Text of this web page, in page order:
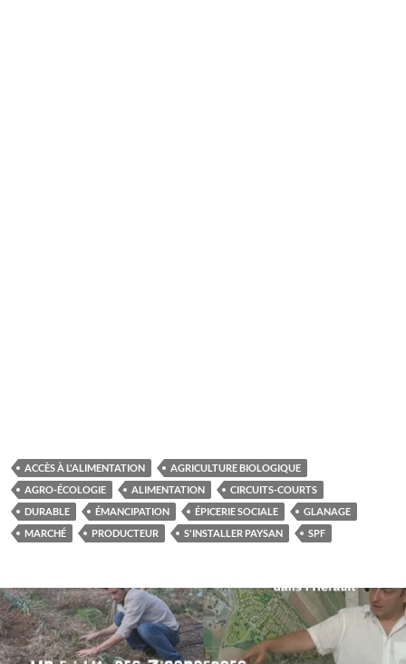
ACCÈS À L'ALIMENTATION
AGRICULTURE BIOLOGIQUE
AGRO-ÉCOLOGIE
ALIMENTATION
CIRCUITS-COURTS
DURABLE
ÉMANCIPATION ÉPICERIE SOCIALE
GLANAGE
MARCHÉ
PRODUCTEUR S'INSTALLER PAYSAN SPF